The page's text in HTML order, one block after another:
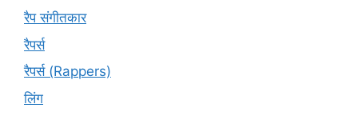
रैप संगीतकार
रैपर्स
रैपर्स (Rappers)
लिंग